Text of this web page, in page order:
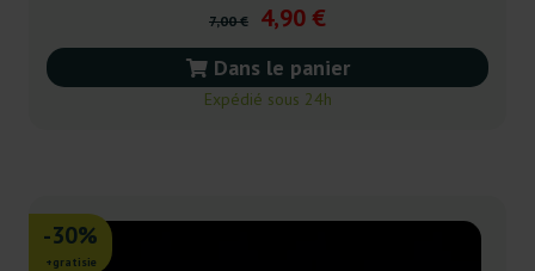
7,00 € 4,90 €
Dans le panier
Expédié sous 24h
-30%
+gratisie